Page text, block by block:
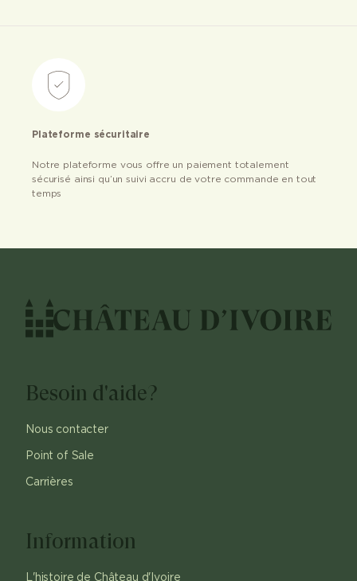
Plateforme sécuritaire
Notre plateforme vous offre un paiement totalement
sécurisé ainsi qu’un suivi accru de votre commande en tout
temps
Besoin d'aide?
Nous contacter
Point of Sale
Carrières
Information
L'histoire de Château d'Ivoire